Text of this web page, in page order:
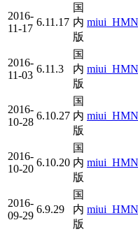
2016-
11-17
6.11.17
国
内
版
2016-
11-03
6.11.3
国
内
版
2016-
10-28
6.10.27
国
内
版
2016-
10-20
6.10.20
国
内
版
2016-
09-29
6.9.29
国
内
版